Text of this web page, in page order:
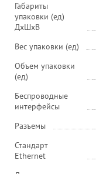
Габариты
упаковки (ед)
ДхШхВ
Вес упаковки (ед)
Объем упаковки
(ед)
Беспроводные
интерфейсы
Разъемы
Стандарт
Ethernet